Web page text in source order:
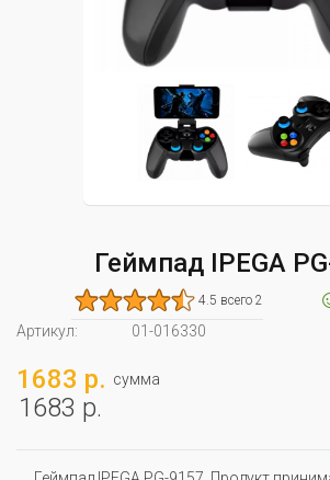
Геймпад IPEGA
4.5 всего 2
Артикул:
01-016330
1683 р. сумма
1683 р.